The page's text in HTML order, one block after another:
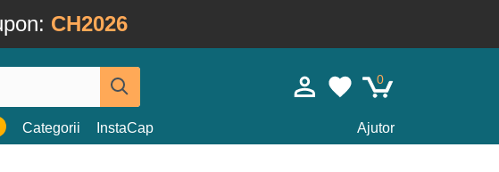
CH2026
0
Categorii InstaCap Ajutor